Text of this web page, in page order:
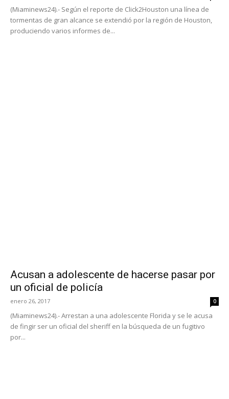
(Miaminews24).- Según el reporte de Click2Houston una línea de
tormentas de gran alcance se extendió por la región de Houston,
produciendo varios informes de...
Acusan a adolescente de hacerse pasar por
un oficial de policía
enero 26, 2017 0
(Miaminews24).- Arrestan a una adolescente Florida y se le acusa
de fingir ser un oficial del sheriff en la búsqueda de un fugitivo
por...